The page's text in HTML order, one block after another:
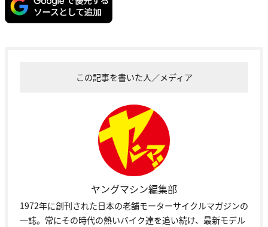
この記事を書いた人／メディア
ヤングマシン編集部
1972年に創刊された日本の老舗モーターサイクルマガジンの
一誌。常にその時代の熱いバイク達を追い続け、最新モデル